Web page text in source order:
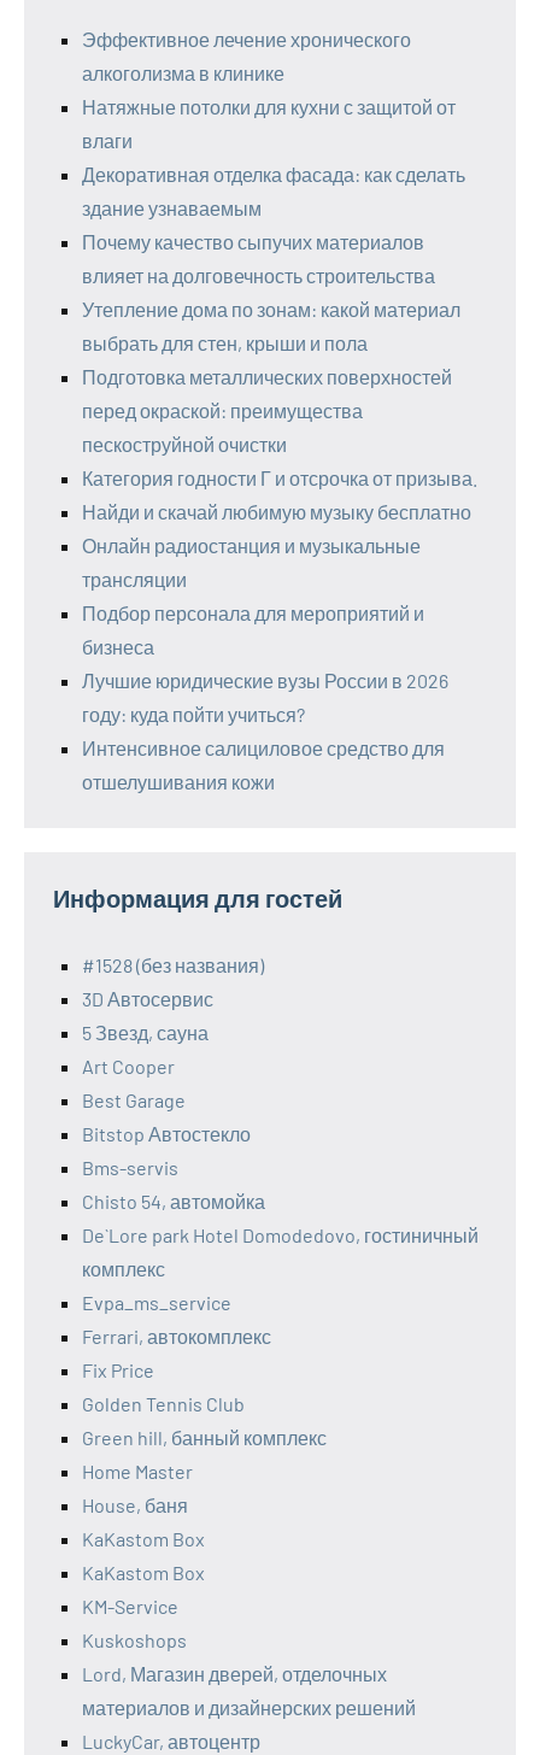
Эффективное лечение хронического
алкоголизма в клинике
Натяжные потолки для кухни с защитой от
влаги
Декоративная отделка фасада: как сделать
здание узнаваемым
Почему качество сыпучих материалов
влияет на долговечность строительства
Утепление дома по зонам: какой материал
выбрать для стен, крыши и пола
Подготовка металлических поверхностей
перед окраской: преимущества
пескоструйной очистки
Категория годности Г и отсрочка от призыва.
Найди и скачай любимую музыку бесплатно
Онлайн радиостанция и музыкальные
трансляции
Подбор персонала для мероприятий и
бизнеса
Лучшие юридические вузы России в 2026
году: куда пойти учиться?
Интенсивное салициловое средство для
отшелушивания кожи
Информация для гостей
#1528 (без названия)
3D Автосервис
5 Звезд, сауна
Art Cooper
Best Garage
Bitstop Автостекло
Bms-servis
Chisto 54, автомойка
De`Lore park Hotel Domodedovo, гостиничный
комплекс
Evpa_ms_service
Ferrari, автокомплекс
Fix Price
Golden Tennis Club
Green hill, банный комплекс
Home Master
House, баня
KaKastom Box
KaKastom Box
KM-Service
Kuskoshops
Lord, Магазин дверей, отделочных
материалов и дизайнерских решений
LuckyCar, автоцентр